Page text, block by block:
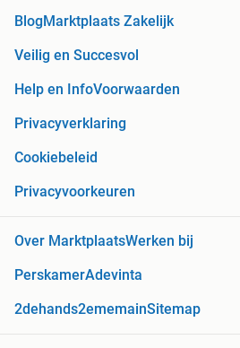
Blog Marktplaats Zakelijk
Veilig en Succesvol
Help en InfoVoorwaarden
Privacyverklaring
Cookiebeleid
Privacyvoorkeuren
Over MarktplaatsWerken bij
PerskamerAdevinta
2dehands2ememainSitemap